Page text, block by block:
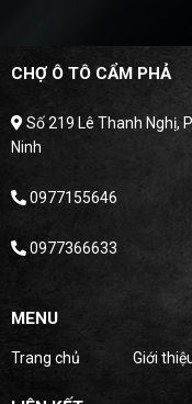
CHỢ Ô TÔ CẨM PHẢ
Số 219 Lê Thanh Nghị,
Ninh
0977155646
0977366633
MENU
Trang chủ Giới